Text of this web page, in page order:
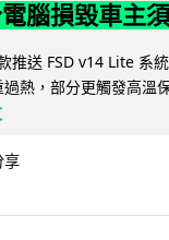
腦損毀車主
推送 FSD v14 Lite 系
熱，部分更觸發高溫
享